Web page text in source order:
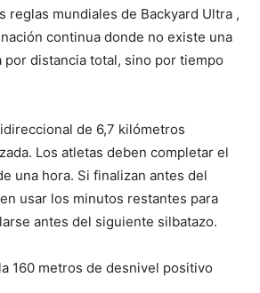
reglas mundiales de Backyard Ultra ,
continua donde no existe una
por distancia total, sino por tiempo
de 6,7 kilómetros
Los atletas deben completar el
una hora. Si finalizan antes del
usar los minutos restantes para
antes del siguiente silbatazo.
160 metros de desnivel positivo